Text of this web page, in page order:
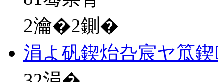
2瀹�2鍘�
涓よ矾鍥炲叴宸ヤ笟